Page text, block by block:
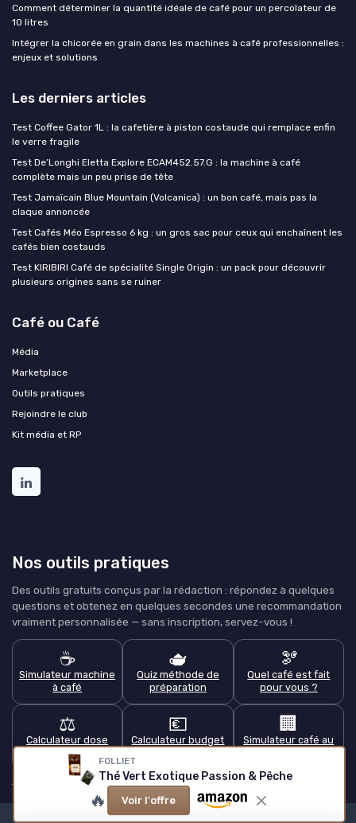
FOLLIET
Thé Vert Exotique Passion & Pêche
🔥 Voir l'offre
Comment déterminer la quantité idéale de café pour un percolateur de
10 litres
Intégrer la chicorée en grain dans les machines à café professionnelles :
enjeux et solutions
Les derniers articles
Test Coffee Gator 1L : la cafetière à piston costaude qui remplace enfin
le verre fragile
Test De’Longhi Eletta Explore ECAM452.57.G : la machine à café
complète mais un peu prise de tête
Test Jamaïcain Blue Mountain (Volcanica) : un bon café, mais pas la
claque annoncée
Test Cafés Méo Espresso 6 kg : un gros sac pour ceux qui enchaînent les
cafés bien costauds
Test KIRIBIRI Café de spécialité Single Origin : un pack pour découvrir
plusieurs origines sans se ruiner
Café ou Café
Média
Marketplace
Outils pratiques
Rejoindre le club
Kit média et RP
Nos outils pratiques
Des outils gratuits conçus par la rédaction : répondez à quelques
questions et obtenez en quelques secondes une recommandation
vraiment personnalisée — sans inscription, servez-vous !
☕
Simulateur machine
à café
🫖
Quiz méthode de
préparation
🫘
Quel café est fait
pour vous ?
⚖️
Calculateur dose
de café
💶
Calculateur budget
🏢
Simulateur café au
Tous les outils pratiques →